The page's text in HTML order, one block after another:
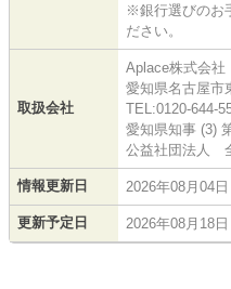
※銀行選びのお
ださい。
取扱会社
Aplace株式会社
愛知県名古屋市
TEL:0120-644-
愛知県知事 (3)
公益社団法人
情報更新日 2026年08月04日
更新予定日 2026年08月18日